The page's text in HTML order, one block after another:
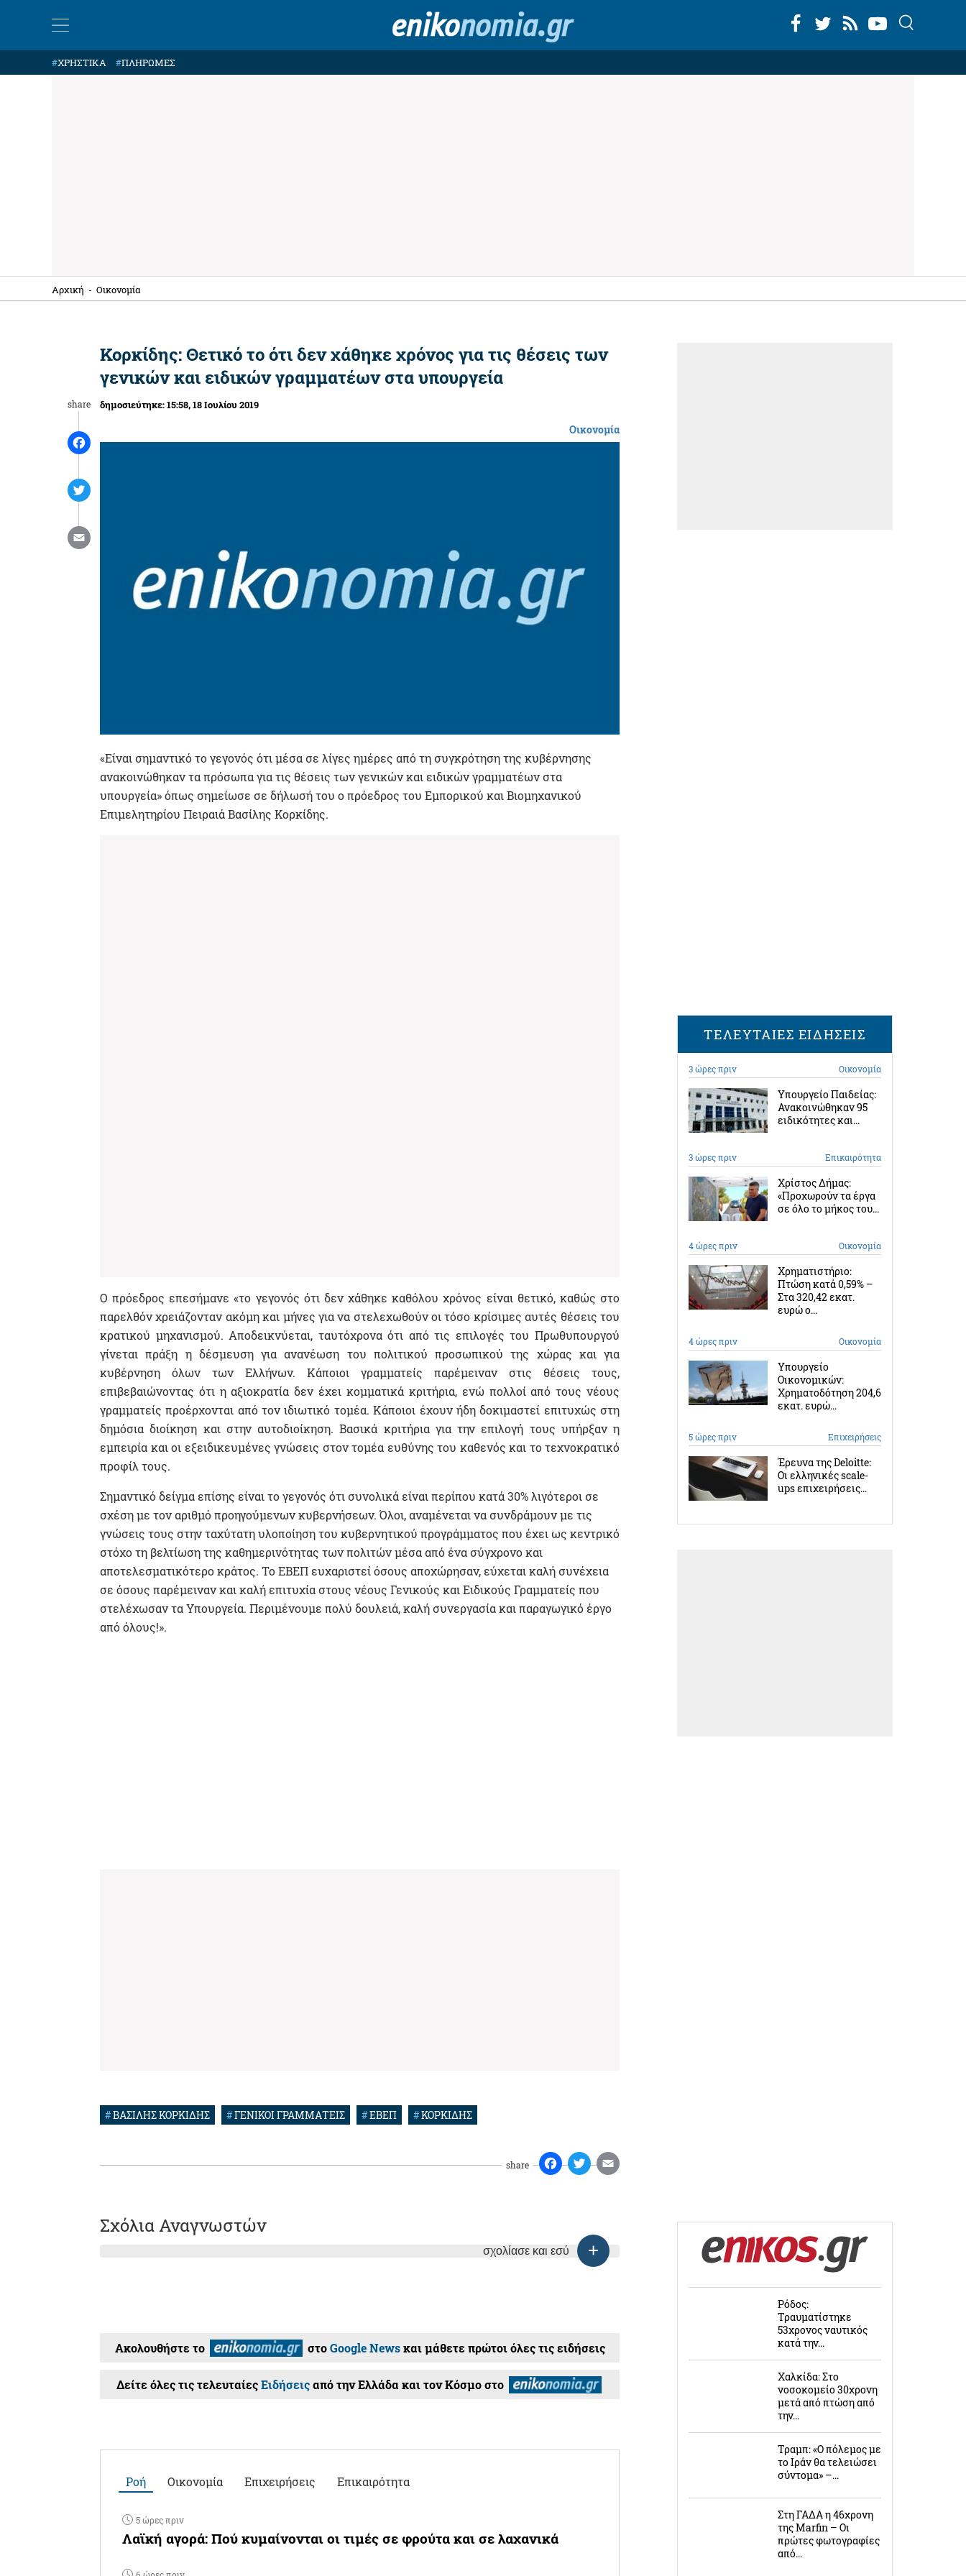
#ΧΡΗΣΤΙΚΑ #ΠΛΗΡΩΜΕΣ
Αρχική - Οικονομία
share
Κορκίδης: Θετικό το ότι δεν χάθηκε χρόνος για τις θέσεις των
γενικών και ειδικών γραμματέων στα υπουργεία
δημοσιεύτηκε:15:58, 18 Ιουλίου 2019
Οικονομία
«Είναι σημαντικό το γεγονός ότι μέσα σε λίγες ημέρες από τη συγκρότηση της κυβέρνησης
ανακοινώθηκαν τα πρόσωπα για τις θέσεις των γενικών και ειδικών γραμματέων στα
υπουργεία» όπως σημείωσε σε δήλωσή του ο πρόεδρος του Εμπορικού και Βιομηχανικού
Επιμελητηρίου Πειραιά Βασίλης Κορκίδης.
Ο πρόεδρος επεσήμανε «το γεγονός ότι δεν χάθηκε καθόλου χρόνος είναι θετικό, καθώς στο
παρελθόν χρειάζονταν ακόμη και μήνες για να στελεχωθούν οι τόσο κρίσιμες αυτές θέσεις του
κρατικού μηχανισμού. Αποδεικνύεται, ταυτόχρονα ότι από τις επιλογές του Πρωθυπουργού
γίνεται πράξη η δέσμευση για ανανέωση του πολιτικού προσωπικού της χώρας και για
κυβέρνηση όλων των Ελλήνων. Κάποιοι γραμματείς παρέμειναν στις θέσεις τους,
επιβεβαιώνοντας ότι η αξιοκρατία δεν έχει κομματικά κριτήρια, ενώ πολλοί από τους νέους
γραμματείς προέρχονται από τον ιδιωτικό τομέα. Κάποιοι έχουν ήδη δοκιμαστεί επιτυχώς στη
δημόσια διοίκηση και στην αυτοδιοίκηση. Βασικά κριτήρια για την επιλογή τους υπήρξαν η
εμπειρία και οι εξειδικευμένες γνώσεις στον τομέα ευθύνης του καθενός και το τεχνοκρατικό
προφίλ τους.
Σημαντικό δείγμα επίσης είναι το γεγονός ότι συνολικά είναι περίπου κατά 30% λιγότεροι σε
σχέση με τον αριθμό προηγούμενων κυβερνήσεων. Όλοι, αναμένεται να συνδράμουν με τις
γνώσεις τους στην ταχύτατη υλοποίηση του κυβερνητικού προγράμματος που έχει ως κεντρικό
στόχο τη βελτίωση της καθημερινότητας των πολιτών μέσα από ένα σύγχρονο και
αποτελεσματικότερο κράτος. Το ΕΒΕΠ ευχαριστεί όσους αποχώρησαν, εύχεται καλή συνέχεια
σε όσους παρέμειναν και καλή επιτυχία στους νέους Γενικούς και Ειδικούς Γραμματείς που
στελέχωσαν τα Υπουργεία. Περιμένουμε πολύ δουλειά, καλή συνεργασία και παραγωγικό έργο
από όλους!».
#ΒΑΣΙΛΗΣ ΚΟΡΚΙΔΗΣ #ΓΕΝΙΚΟΙ ΓΡΑΜΜΑΤΕΙΣ #ΕΒΕΠ #ΚΟΡΚΙΔΗΣ
share
Σχόλια Αναγνωστών
σχολίασε και εσύ
Ακολουθήστε το στοGoogle Newsκαι μάθετε πρώτοι όλες τις ειδήσεις
Δείτε όλες τις τελευταίεςΕιδήσειςαπό την Ελλάδα και τον Κόσμο στο
Ροή Οικονομία Επιχειρήσεις Επικαιρότητα
5 ώρες πριν
Λαϊκή αγορά: Πού κυμαίνονται οι τιμές σε φρούτα και σε λαχανικά
ΤΕΛΕΥΤΑΙΕΣ ΕΙΔΗΣΕΙΣ
3 ώρες πριν Οικονομία
Υπουργείο Παιδείας:
Ανακοινώθηκαν 95
ειδικότητες και...
3 ώρες πριν Επικαιρότητα
Χρίστος Δήμας:
«Προχωρούν τα έργα
σε όλο το μήκος του...
4 ώρες πριν Οικονομία
Χρηματιστήριο:
Πτώση κατά 0,59% –
Στα 320,42 εκατ.
ευρώ ο...
4 ώρες πριν Οικονομία
Υπουργείο
Οικονομικών:
Χρηματοδότηση 204,6
εκατ. ευρώ...
5 ώρες πριν Επιχειρήσεις
Έρευνα της Deloitte:
Οι ελληνικές scale-
ups επιχειρήσεις...
Ρόδος:
Τραυματίστηκε
53χρονος ναυτικός
κατά την...
Χαλκίδα: Στο
νοσοκομείο 30χρονη
μετά από πτώση από
την...
Τραμπ: «Ο πόλεμος με
το Ιράν θα τελειώσει
σύντομα» –...
Στη ΓΑΔΑ η 46χρονη
της Marfin – Οι
πρώτες φωτογραφίες
από...